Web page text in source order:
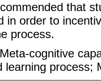
that
in order to
process.
Meta-cognitive
learning process;